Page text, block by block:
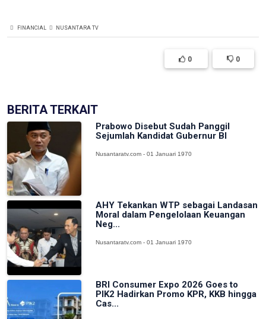
FINANCIAL NUSANTARA TV
0 0
BERITA TERKAIT
Prabowo Disebut Sudah Panggil
Sejumlah Kandidat Gubernur BI
Nusantaratv.com - 01 Januari 1970
AHY Tekankan WTP sebagai Landasan
Moral dalam Pengelolaan Keuangan
Neg...
Nusantaratv.com - 01 Januari 1970
BRI Consumer Expo 2026 Goes to
PIK2 Hadirkan Promo KPR, KKB hingga
Cas...